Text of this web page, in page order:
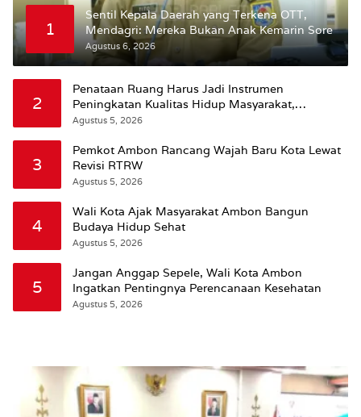
1
Sentil Kepala Daerah yang Terkena OTT,
Mendagri: Mereka Bukan Anak Kemarin Sore
Agustus 6, 2026
2
Penataan Ruang Harus Jadi Instrumen
Peningkatan Kualitas Hidup Masyarakat,
Wattimena: Revisi RT-RW Ditetapkan Pemkot
Agustus 5, 2026
3
Pemkot Ambon Rancang Wajah Baru Kota Lewat
Revisi RTRW
Agustus 5, 2026
4
Wali Kota Ajak Masyarakat Ambon Bangun
Budaya Hidup Sehat
Agustus 5, 2026
5
Jangan Anggap Sepele, Wali Kota Ambon
Ingatkan Pentingnya Perencanaan Kesehatan
Agustus 5, 2026